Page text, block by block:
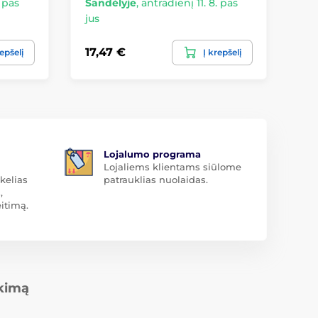
jus
17,47 € Į krepšelį
Lojalumo programa
Lojaliems klientams siūlome
patrauklias nuolaidas.